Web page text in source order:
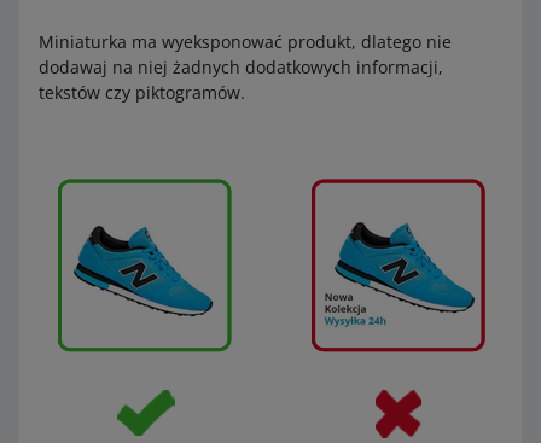
Miniaturka ma wyeksponować produkt, dlatego nie
dodawaj na niej żadnych dodatkowych informacji,
tekstów czy piktogramów.